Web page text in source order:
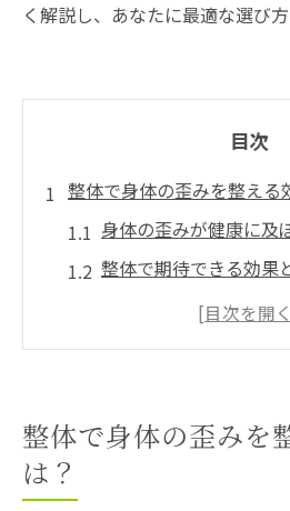
く解説し、あなたに最適な選び方
目次
整体で身体の歪みを整える
身体の歪みが健康に及
整体で期待できる効果
施術後の身体の変化を
健康維持に役立つ整体
東大和市上北台で人気
リラクゼーションで心身を
法
整体で身体の歪みを
は？